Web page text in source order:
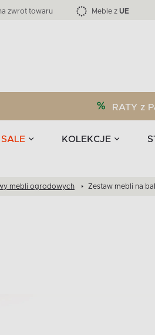
zwrot towaru Meble z UE
RATY z
SALE KOLEKCJE
stołowe i akcesoria
% Kolekcja
EPIRI Liczba
TEENS
stołowe
mebli ogrodowych Zestaw mebli na